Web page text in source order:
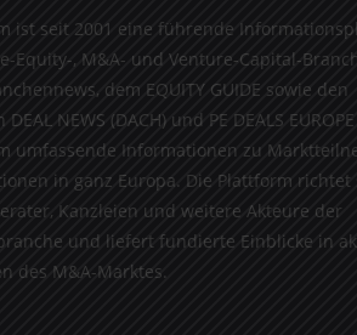
ist seit 2001 eine führende
Equity-, M&A- und Venture-Capital-
dem EQUITY GUIDE sowie den
NEWS (DACH) und PE DEALS
umfassende Informationen zu
in ganz Europa. Die Plattform richtet
Kanzleien und weitere Akteure der
und liefert fundierte Einblicke in
des M&A-Marktes.